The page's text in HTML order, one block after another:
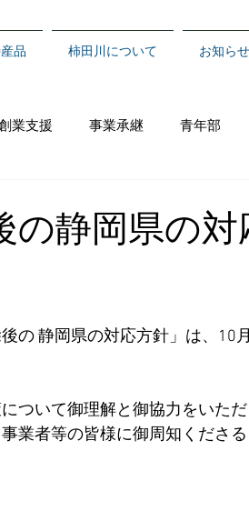
品 柿田川について お知らせ
業支援 事業承継 青年部
の静岡県の対
の 静岡県の対応方針」は、10
ついて御理解と御協力をいた
業者等の皆様に御周知くださる